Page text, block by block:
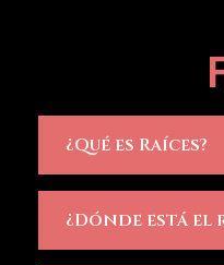
¿Qué es Raíces?
¿Dónde está el